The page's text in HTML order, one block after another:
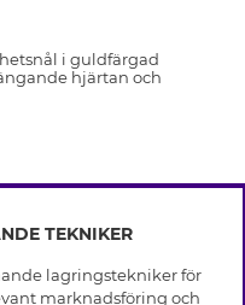
i guldfärgad
hjärtan och
TEKNIKER
lagringstekniker för
marknadsföring och